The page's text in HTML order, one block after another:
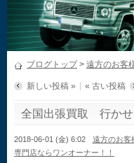
ブログトップ> 遠方のお客
新しい投稿 » « 古い投稿
全国出張買取 行かせ
2018-06-01 (金) 6:02 遠方のお客
専門店ならワンオーナー！！